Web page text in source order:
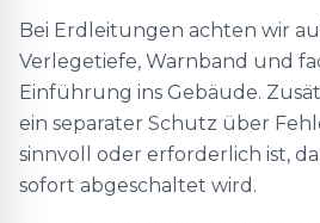
Bei Erdleitungen achten wir
Verlegetiefe, Warnband und
Einführung ins Gebäude.
ein separater Schutz über
sinnvoll oder erforderlich ist,
sofort abgeschaltet wird.